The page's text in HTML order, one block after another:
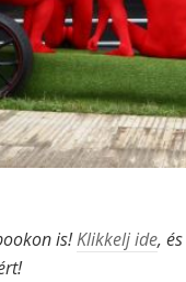
is!Klikkelj ide,